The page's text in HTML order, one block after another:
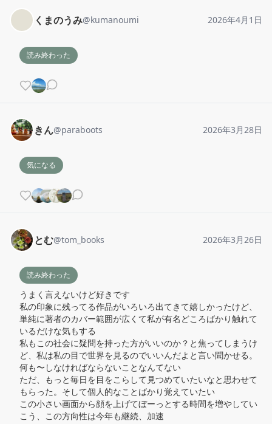
くまのうみ@kumanoumi 2026年4月1日
読み終わった
きん@paraboots 2026年3月28日
気になる
とむ@tom_books 2026年3月26日
読み終わった
うまく言えないけど好きです
私の印象に残ってる作品がいろいろ出てきて嬉しかったけど、
単純に著者のカバー範囲が広くて私が有名どころばかり触れて
いるだけな気もする
私もこの社会に疑問を持った方がいいのか？と焦ってしまうけ
ど、私は私の目で世界を見るのでいいんだよと言い聞かせる。
何も〜しなければならないことなんてない
ただ、もっと毎日を目をこらして見つめていたいなと思わせて
もらった。そして個人的なことばかり覚えていたい
この小さい画面から顔を上げてぼーっとする時間を増やしてい
こう、この方向性は今年も継続、加速